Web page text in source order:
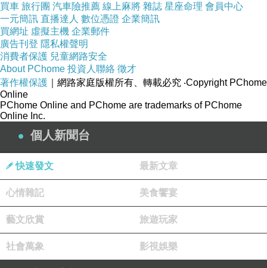
買車 旅行團 汽車險推薦 線上麻將 雜誌 星座命理 會員中心
一元簡訊 直播達人 數位憑證 企業簡訊
買網址 虛擬主機 企業郵件
廣告刊登 隱私權聲明
消費者保護 兒童網路安全
About PChome 投資人聯絡 徵才
著作權保護 ｜網路家庭版權所有、轉載必究 ‧Copyright PChome
Online
PChome Online and PChome are trademarks of PChome
Online Inc.
個人新聞台
快速發文 最新文章
心情雜記 美食饗宴
藝文欣賞 旅遊玩家
社會萬象 影視娛樂